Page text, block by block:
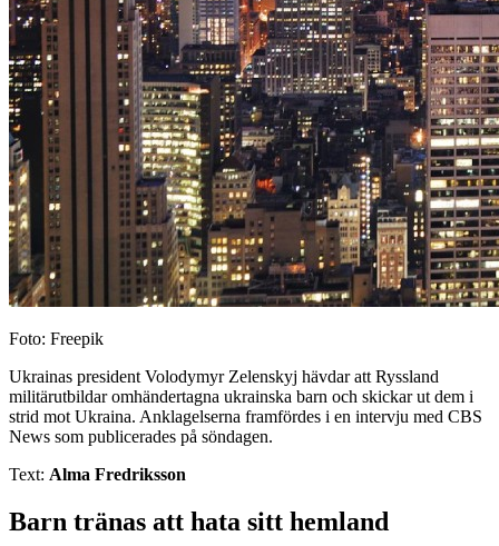
Foto: Freepik
Ukrainas president Volodymyr Zelenskyj hävdar att Ryssland
militärutbildar omhändertagna ukrainska barn och skickar ut dem i
strid mot Ukraina. Anklagelserna framfördes i en intervju med CBS
News som publicerades på söndagen.
Text: Alma Fredriksson
Barn tränas att hata sitt hemland